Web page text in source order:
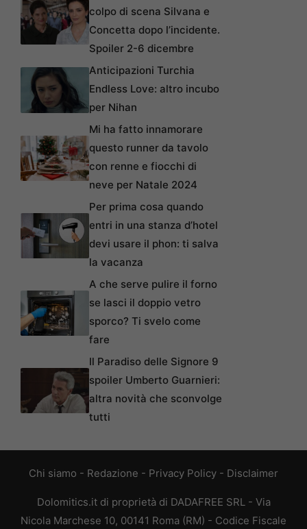
colpo di scena Silvana e
Concetta dopo l’incidente.
Spoiler 2-6 dicembre
Anticipazioni Turchia
Endless Love: altro incubo
per Nihan
Mi ha fatto innamorare
questo runner da tavolo
con renne e fiocchi di
neve per Natale 2024
Per prima cosa quando
entri in una stanza d’hotel
devi usare il phon: ti salva
la vacanza
A che serve pulire il forno
se lasci il doppio vetro
sporco? Ti svelo come
fare
Il Paradiso delle Signore 9
spoiler Umberto Guarnieri:
altra novità che sconvolge
tutti
Chi siamo - Redazione - Privacy Policy - Disclaimer
Dolomitics.it di proprietà di DADAFREE SRL - Via
Nicola Marchese 10, 00141 Roma (RM) - Codice Fiscale